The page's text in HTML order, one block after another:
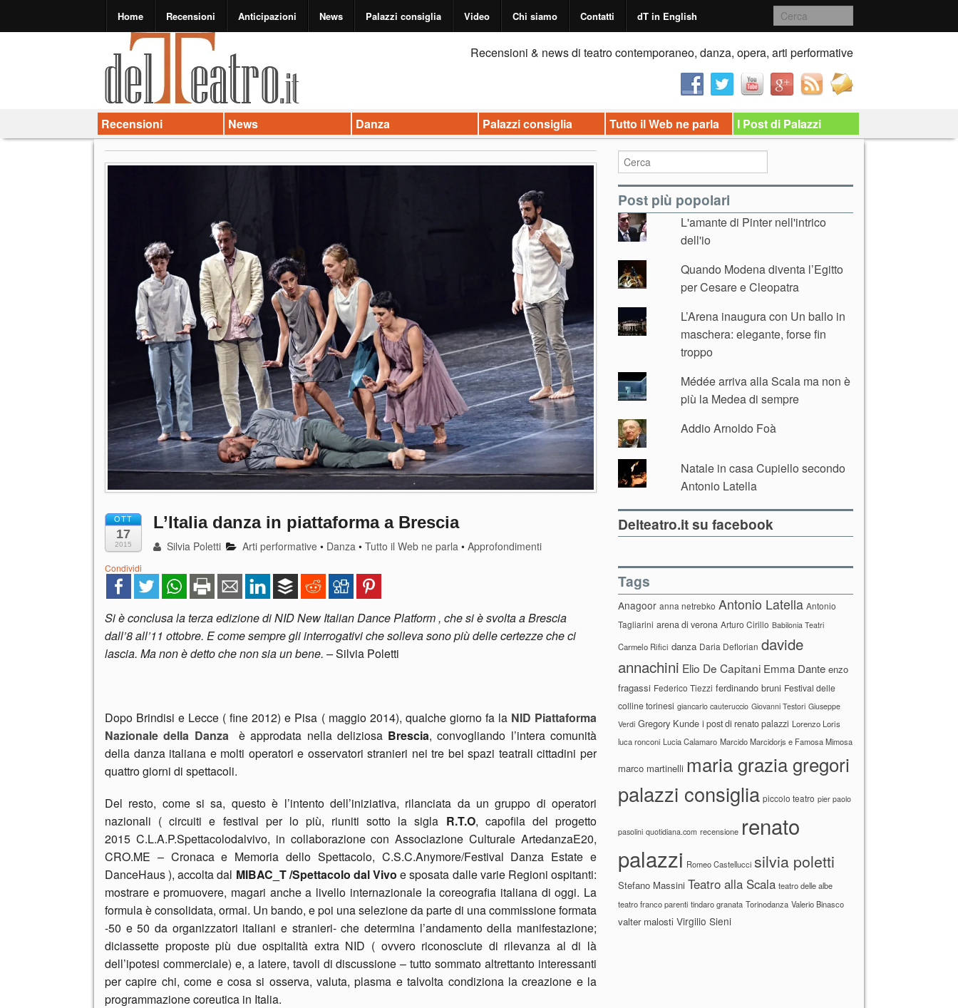
Home Recensioni Anticipazioni News Palazzi consiglia Video Chi siamo Contatti dT in English
Recensioni & news di teatro contemporaneo, danza, opera, arti performative
Recensioni News Danza Palazzi consiglia Tutto il Web ne parla I Post di Palazzi
OTT
17
2015
L’Italia danza in piattaforma a Brescia
Silvia Poletti Arti performative • Danza •Tutto il Web ne parla •Approfondimenti
Condividi
Si è conclusa la terza edizione di NID New Italian Dance Platform , che si è svolta a Brescia
dall’8 all’11 ottobre. E come sempre gli interrogativi che solleva sono più delle certezze che ci
lascia. Ma non è detto che non sia un bene. –Silvia Poletti
Dopo Brindisi e Lecce ( fine 2012) e Pisa ( maggio 2014), qualche giorno fa la NID Piattaforma
Nazionale della Danza
è approdata nella deliziosa Brescia, convogliando l’intera comunità
della danza italiana e molti operatori e osservatori stranieri nei tre bei spazi teatrali cittadini per
quattro giorni di spettacoli.
Del resto, come si sa, questo è l’intento dell’iniziativa, rilanciata da un gruppo di operatori
nazionali ( circuiti e festival per lo più, riuniti sotto la sigla R.T.O, capofila del progetto
2015 C.L.A.P.Spettacolodalvivo, in collaborazione con Associazione Culturale ArtedanzaE20,
CRO.ME – Cronaca e Memoria dello Spettacolo, C.S.C.Anymore/Festival Danza Estate e
DanceHaus), accolta dal MIBAC_T /Spettacolo dal Vivo e sposata dalle varie Regioni ospitanti:
mostrare e promuovere, magari anche a livello internazionale la coreografia italiana di oggi. La
formula è consolidata, ormai. Un bando, e poi una selezione da parte di una commissione formata
-50 e 50 da organizzatori italiani e stranieri- che determina l’andamento della manifestazione;
diciassette proposte più due ospitalità extra NID ( ovvero riconosciute di rilevanza al di là
dell’ipotesi commerciale) e, a latere, tavoli di discussione – tutto sommato altrettanto interessanti
per capire chi, come e cosa si osserva, valuta, plasma e talvolta condiziona la creazione e la
programmazione coreutica in Italia.
Post più popolari
L'amante di Pinter nell'intrico
dell'io
Quando Modena diventa l’Egitto
per Cesare e Cleopatra
L’Arena inaugura con Un ballo in
maschera: elegante, forse fin
troppo
Médée arriva alla Scala ma non è
più la Medea di sempre
Addio Arnoldo Foà
Natale in casa Cupiello secondo
Antonio Latella
Delteatro.it su facebook
Tags
Anagoor anna netrebko Antonio Latella Antonio
Tagliarini arena di verona Arturo Cirillo Babilonia Teatri
Carmelo Rifici danza Daria Deflorian davide
annachini Elio De Capitani Emma Dante enzo
fragassi Federico Tiezzi ferdinando bruni Festival delle
colline torinesi giancarlo cauteruccio Giovanni Testori Giuseppe
Verdi Gregory Kunde i post di renato palazzi Lorenzo Loris
luca ronconi Lucia Calamaro Marcido Marcidorjs e Famosa Mimosa
marco martinelli maria grazia gregori
palazzi consiglia piccolo teatro pier paolo
pasolini quotidiana.com recensione renato
palazzi Romeo Castellucci silvia poletti
Stefano Massini Teatro alla Scala teatro delle albe
teatro franco parenti tindaro granata Torinodanza Valerio Binasco
valter malosti Virgilio Sieni